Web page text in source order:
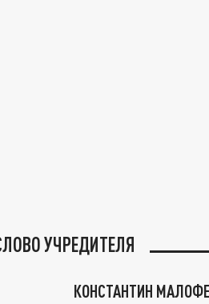
УЧРЕДИТЕЛЯ
КОНСТАНТИН